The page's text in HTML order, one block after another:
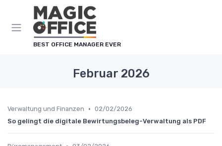
BEST OFFICE MANAGER EVER
Februar 2026
Verwaltung und Finanzen • 02/02/2026
So gelingt die digitale Bewirtungsbeleg-Verwaltung als PDF
Cookie-Einstellungen